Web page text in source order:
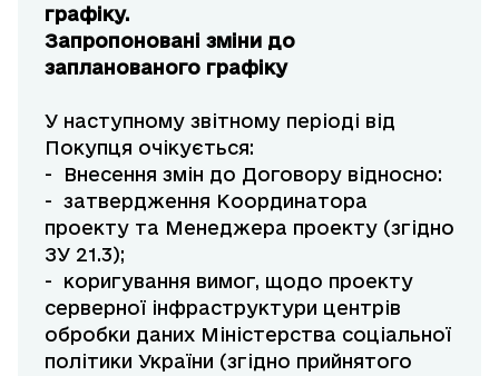
графіку.
Запропоновані зміни до
запланованого графіку
У наступному звітному періоді від
Покупця очікується:
- Внесення змін до Договору відносно:
- затвердження Координатора
проекту та Менеджера проекту (згідно
ЗУ 21.3);
- коригування вимог, щодо проекту
серверної інфраструктури центрів
обробки даних Міністерства соціальної
політики України (згідно прийнятого